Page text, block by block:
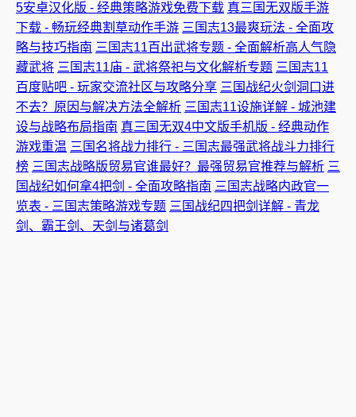
5安卓汉化版 - 经典策略游戏免费下载 真三国无双版手游
下载 - 畅玩经典割草动作手游 三国志13最爽玩法 - 全面攻
略与技巧指南 三国志11百出武将专题 - 全面解析高人气隐
藏武将 三国志11庙 - 武将祭祀与文化解析专题 三国志11
百度贴吧 - 玩家交流社区与攻略分享 三国战纪火剑洞口进
不去？原因与解决方法全解析 三国志11设施详解 - 城池建
设与战略布局指南 真三国无双4中文版手机版 - 经典动作
游戏重温 三国名将战力排行 - 三国志最强武将战斗力排行
榜 三国志战略版贸易官谁最好？最强贸易官推荐与解析 三
国战纪如何拿4把剑 - 全面攻略指南 三国志战略内政官一
览表 - 三国志策略游戏专题 三国战纪四把剑详解 - 青龙
剑、霸王剑、天剑与诸葛剑